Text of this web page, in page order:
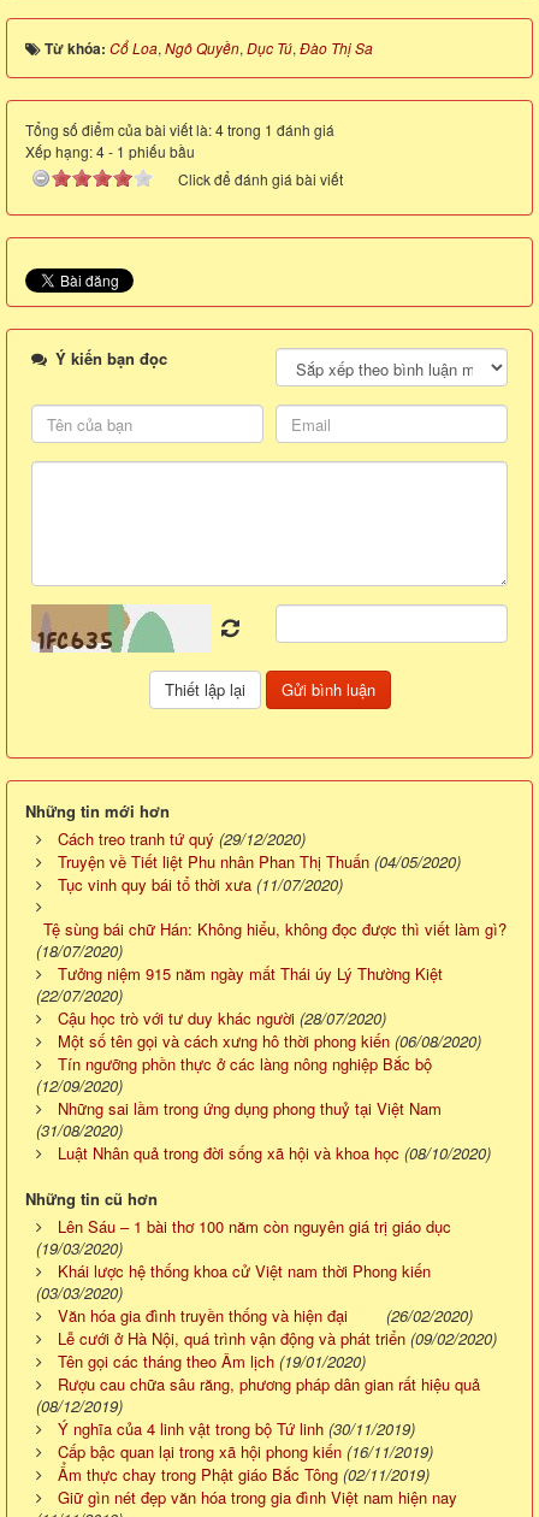
Từ khóa: Cổ Loa, Ngô Quyền, Dục Tú, Đào Thị Sa
Tổng số điểm của bài viết là: 4 trong 1 đánh giá
Xếp hạng:4- 1 phiếu bầu
Click để đánh giá bài viết
Ý kiến bạn đọc
Những tin mới hơn
Cách treo tranh tứ quý (29/12/2020)
Truyện về Tiết liệt Phu nhân Phan Thị Thuấn (04/05/2020)
Tục vinh quy bái tổ thời xưa (11/07/2020)
Tệ sùng bái chữ Hán: Không hiểu, không đọc được thì viết làm gì?
(18/07/2020)
Tưởng niệm 915 năm ngày mất Thái úy Lý Thường Kiệt
(22/07/2020)
Cậu học trò với tư duy khác người (28/07/2020)
Một số tên gọi và cách xưng hô thời phong kiến (06/08/2020)
Tín ngưỡng phồn thực ở các làng nông nghiệp Bắc bộ
(12/09/2020)
Những sai lầm trong ứng dụng phong thuỷ tại Việt Nam
(31/08/2020)
Luật Nhân quả trong đời sống xã hội và khoa học (08/10/2020)
Những tin cũ hơn
Lên Sáu – 1 bài thơ 100 năm còn nguyên giá trị giáo dục
(19/03/2020)
Khái lược hệ thống khoa cử Việt nam thời Phong kiến
(03/03/2020)
Văn hóa gia đình truyền thống và hiện đại
(26/02/2020)
Lễ cưới ở Hà Nội, quá trình vận động và phát triển (09/02/2020)
Tên gọi các tháng theo Âm lịch (19/01/2020)
Rượu cau chữa sâu răng, phương pháp dân gian rất hiệu quả
(08/12/2019)
Ý nghĩa của 4 linh vật trong bộ Tứ linh (30/11/2019)
Cấp bậc quan lại trong xã hội phong kiến (16/11/2019)
Ẩm thực chay trong Phật giáo Bắc Tông (02/11/2019)
Giữ gìn nét đẹp văn hóa trong gia đình Việt nam hiện nay